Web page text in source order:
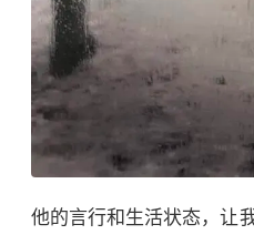
他的言行和生活状态，让